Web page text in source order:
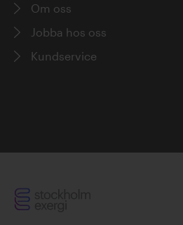
Om oss
Jobba hos oss
Kundservice